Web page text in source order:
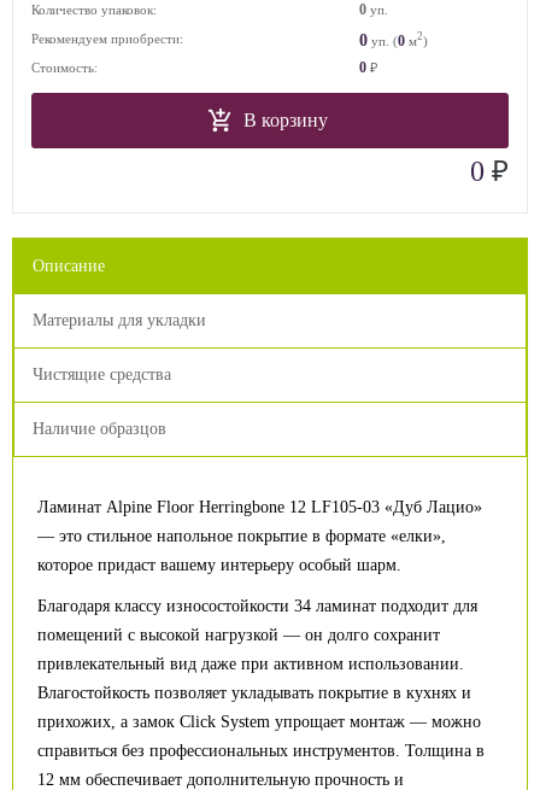
Количество упаковок: 0 уп.
Рекомендуем приобрести:
0 уп. (0 м2)
Стоимость:
0 ₽
В корзину
0 ₽
Описание
Материалы для укладки
Чистящие средства
Наличие образцов
Ламинат Alpine Floor Herringbone 12 LF105-03 «Дуб Лацио»
— это стильное напольное покрытие в формате «елки»,
которое придаст вашему интерьеру особый шарм.
Благодаря классу износостойкости 34 ламинат подходит для
помещений с высокой нагрузкой — он долго сохранит
привлекательный вид даже при активном использовании.
Влагостойкость позволяет укладывать покрытие в кухнях и
прихожих, а замок Click System упрощает монтаж — можно
справиться без профессиональных инструментов. Толщина в
12 мм обеспечивает дополнительную прочность и